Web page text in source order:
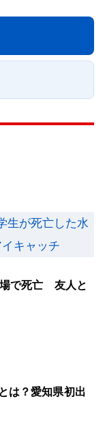
場で死亡 友人と
は？愛知県初出